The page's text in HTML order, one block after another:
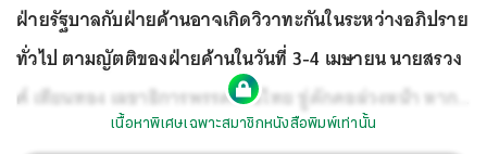
ฝ่ายรัฐบาลกับฝ่ายค้านอาจเกิดวิวาทะกันในระหว่างอภิปราย
ทั่วไป ตามญัตติของฝ่ายค้านในวันที่ 3-4 เมษายน นายสรวง
ศ์ เทียนทอง เลขาธิการพรรคเพื่อไทย ขู่ดักคอล่วงหน้า หาก
เมื่อไหร่ฝ่ายค้านแตกประเด็นหรือลํ้าเส้นพรรคเพื่อไทยไม่
เนื้อหาพิเศษเฉพาะสมาชิกหนังสือพิมพ์เท่านั้น